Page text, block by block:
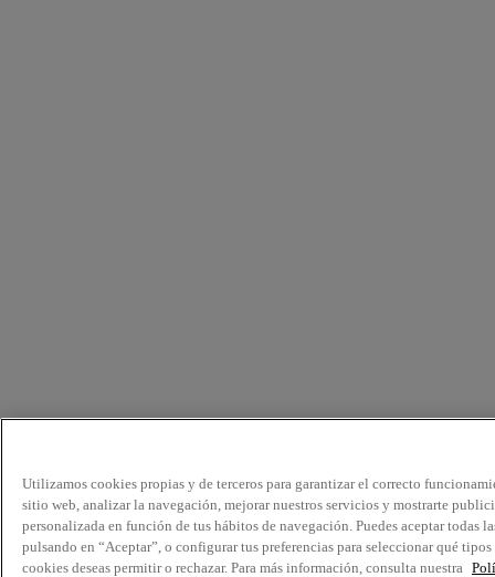
Utilizamos cookies propias y de terceros para garantizar el correcto
sitio web, analizar la navegación, mejorar nuestros servicios y mostrarte
personalizada en función de tus hábitos de navegación. Puedes aceptar todas
pulsando en “Aceptar”, o configurar tus preferencias para seleccionar qué tipos
cookies deseas permitir o rechazar. Para más información, consulta nuestra